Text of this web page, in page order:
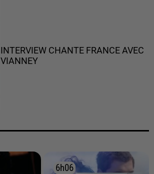
INTERVIEW CHANTE FRANCE AVEC
VIANNEY
6h06
6h06